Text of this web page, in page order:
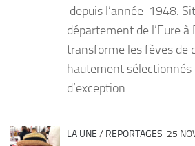
depuis l’année 1948.
département de l’Eure
transforme les fèves de
hautement sélectionnés
d’exception...
LA UNE / REPORTAGES 25